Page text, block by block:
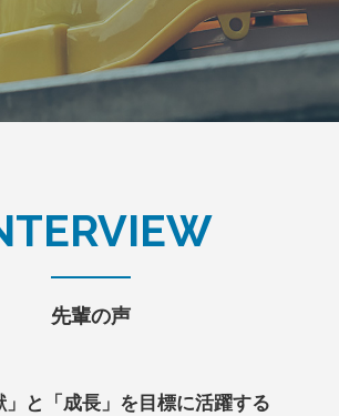
先輩の声
」と「成長」を目標に活躍する